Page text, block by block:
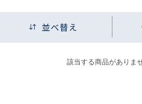
並べ替え
該当する商品がありま